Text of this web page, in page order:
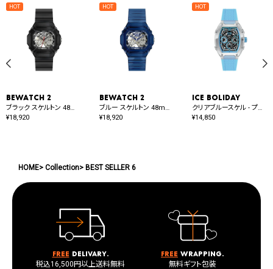
BEWATCH 2
ブラック スケルトン 48mm オート
¥18,920
BEWATCH 2
ブルー スケルトン 48mm オート
¥18,920
ICE boliday
クリアブルースケル - プラスチック - ミディアム - MT
¥14,850
HOME Collection BEST SELLER 6
Free delivary.
税込16,500円以上送料無料
Free wrapping.
無料ギフト包装